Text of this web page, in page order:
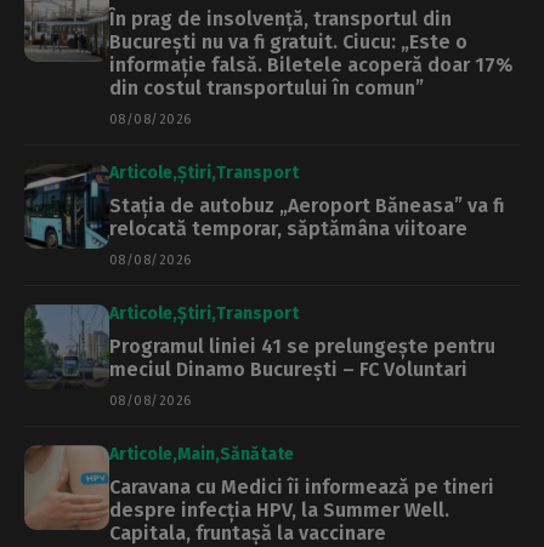
În prag de insolvență, transportul din
București nu va fi gratuit. Ciucu: „Este o
informație falsă. Biletele acoperă doar 17%
din costul transportului în comun”
08/08/2026
Articole Știri Transport
Stația de autobuz „Aeroport Băneasa” va fi
relocată temporar, săptămâna viitoare
08/08/2026
Articole Știri Transport
Programul liniei 41 se prelungește pentru
meciul Dinamo București – FC Voluntari
08/08/2026
Articole Main Sănătate
Caravana cu Medici îi informează pe tineri
despre infecția HPV, la Summer Well.
Capitala, fruntașă la vaccinare